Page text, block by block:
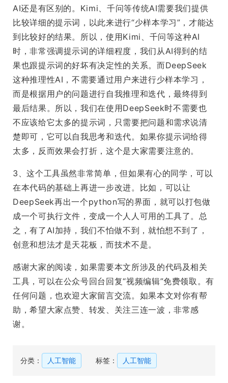
AI还是有区别的。Kimi、千问等传统AI需要我们提供
比较详细的提示词，以此来进行“少样本学习”，才能达
到比较好的结果。所以，使用Kimi、千问等这种AI
时，非常强调提示词的详细程度，我们从AI得到的结
果也跟提示词的好坏有决定性的关系。而DeepSeek
这种推理性AI，不需要通过用户来进行少样本学习，
而是根据用户的问题进行自我推理和迭代，最终得到
最后结果。所以，我们在使用DeepSeek时不需要也
不应该给它太多的提示词，只需要把问题和需求说清
楚即可，它可以自我思考和迭代。如果你提示词给得
太多，反而效果会打折，这个是大家需要注意的。
3、这个工具虽然非常简单，但如果有心的同学，可以
在本代码的基础上再进一步改进。比如，可以让
DeepSeek再出一个python写的界面，就可以打包做
成一个可执行文件，变成一个人人可用的工具了。总
之，有了AI加持，我们不怕做不到，就怕想不到了，
创意和想法才是天花板，而技术不是。
感谢大家的阅读，如果需要本文所涉及的代码及相关
工具，可以在公众号回台回复“视频编辑”免费领取。有
任何问题，也欢迎大家留言交流。如果本文对你有帮
助，希望大家点赞、转发、关注三连一波，非常感
谢。
分类： 人工智能 标签： 人工智能